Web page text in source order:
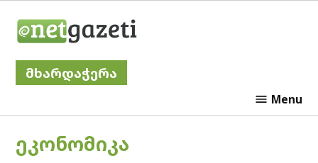
მხარდაჭერა
Menu
POSTED
ᲔᲙᲝᲜᲝᲛᲘᲙᲐ